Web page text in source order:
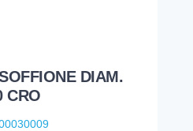
DIAM.
CRO